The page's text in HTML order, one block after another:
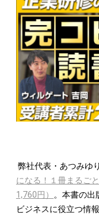
弊社代表・あつみゆ
になる！１冊まるご
1,760円） 。本書の出
ビジネスに役立つ情